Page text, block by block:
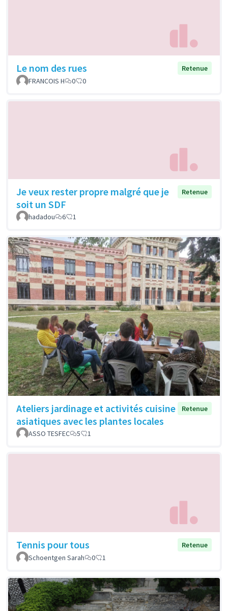
Le nom des rues
Retenue
FRANCOIS H
0 0
Je veux rester propre malgré que je
soit un SDF
Retenue
hadadou 6 1
Ateliers jardinage et activités cuisine
asiatiques avec les plantes locales
Retenue
ASSO TESFEC 5 1
Tennis pour tous
Retenue
Schoentgen Sarah
0 1